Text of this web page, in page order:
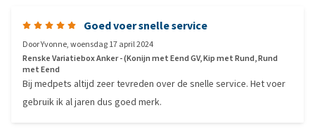
Goed voer snelle service
DoorYvonne,woensdag 17 april 2024
Renske Variatiebox Anker - (Konijn met Eend GV, Kip met Rund, Rund
met Eend
Bij medpets altijd zeer tevreden over de snelle service. Het voer
gebruik ik al jaren dus goed merk.